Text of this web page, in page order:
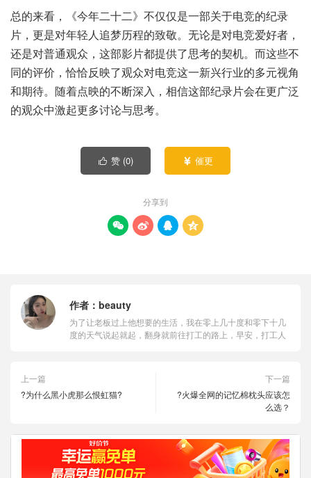
总的来看，《今年二十二》不仅仅是一部关于电竞的纪录
片，更是对年轻人追梦历程的致敬。无论是对电竞爱好者，
还是对普通观众，这部影片都提供了思考的契机。而这些不
同的评价，恰恰反映了观众对电竞这一新兴行业的多元视角
和期待。随着点映的不断深入，相信这部纪录片会在更广泛
的观众中激起更多讨论与思考。
 赞 (0)  催更
分享到
   
作者： beauty
为了让老板过上他想要的生活，我在零上几十度和零下十几
度的天气说起就起，翻身就前往打工的路上，早安，打工人
上一篇
?为什么黑小虎那么恨虹猫?
下一篇
?火爆全网的记忆棉枕头应该怎
么选？